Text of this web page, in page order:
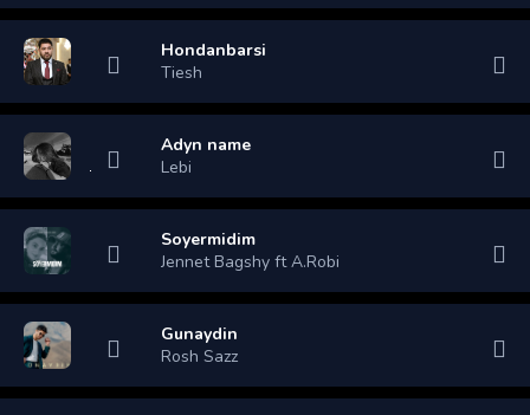
Hondanbarsi
Tiesh
Adyn name
Lebi
Soyermidim
Jennet Bagshy ft A.Robi
Gunaydin
Rosh Sazz